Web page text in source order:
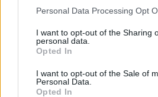
Please note that this website/app
not limited to your visit or usage
grant or deny consent to Google and
use your data for below specified
consent section.
Personal Data Processing Opt
I want to opt-out of the Sharing
personal data.
Opted In
I want to opt-out of the Sale of
Personal Data.
Opted In
Αμεση συνεργασια με απτα
μικρη επενδυση 15 εκ ευρω.
Reply